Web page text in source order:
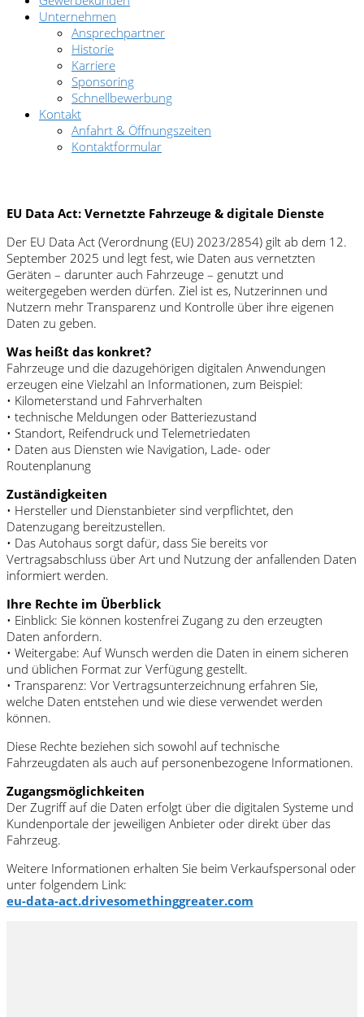
Unternehmen
Ansprechpartner
Historie
Karriere
Sponsoring
Schnellbewerbung
Kontakt
Anfahrt & Öffnungszeiten
Kontaktformular
EU Data Act: Vernetzte Fahrzeuge & digitale Dienste
Der EU Data Act (Verordnung (EU) 2023/2854) gilt ab dem 12.
September 2025 und legt fest, wie Daten aus vernetzten
Geräten – darunter auch Fahrzeuge – genutzt und
weitergegeben werden dürfen. Ziel ist es, Nutzerinnen und
Nutzern mehr Transparenz und Kontrolle über ihre eigenen
Daten zu geben.
Was heißt das konkret?
Fahrzeuge und die dazugehörigen digitalen Anwendungen
erzeugen eine Vielzahl an Informationen, zum Beispiel:
• Kilometerstand und Fahrverhalten
• technische Meldungen oder Batteriezustand
• Standort, Reifendruck und Telemetriedaten
• Daten aus Diensten wie Navigation, Lade- oder
Routenplanung
Zuständigkeiten
• Hersteller und Dienstanbieter sind verpflichtet, den
Datenzugang bereitzustellen.
• Das Autohaus sorgt dafür, dass Sie bereits vor
Vertragsabschluss über Art und Nutzung der anfallenden Daten
informiert werden.
Ihre Rechte im Überblick
• Einblick: Sie können kostenfrei Zugang zu den erzeugten
Daten anfordern.
• Weitergabe: Auf Wunsch werden die Daten in einem sicheren
und üblichen Format zur Verfügung gestellt.
• Transparenz: Vor Vertragsunterzeichnung erfahren Sie,
welche Daten entstehen und wie diese verwendet werden
können.
Diese Rechte beziehen sich sowohl auf technische
Fahrzeugdaten als auch auf personenbezogene Informationen.
Zugangsmöglichkeiten
Der Zugriff auf die Daten erfolgt über die digitalen Systeme und
Kundenportale der jeweiligen Anbieter oder direkt über das
Fahrzeug.
Weitere Informationen erhalten Sie beim Verkaufspersonal oder
unter folgendem Link:
eu-data-act.drivesomethinggreater.com